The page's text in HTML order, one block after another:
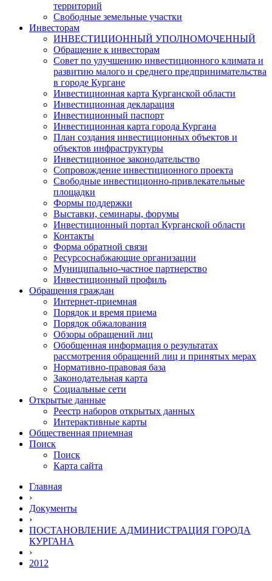
территорий
Свободные земельные участки
Инвесторам
ИНВЕСТИЦИОННЫЙ УПОЛНОМОЧЕННЫЙ
Обращение к инвесторам
Совет по улучшению инвестиционного климата и
развитию малого и среднего предпринимательства
в городе Кургане
Инвестиционная карта Курганской области
Инвестиционная декларация
Инвестиционный паспорт
Инвестиционная карта города Кургана
План создания инвестиционных объектов и
объектов инфраструктуры
Инвестиционное законодательство
Сопровождение инвестиционного проекта
Свободные инвестиционно-привлекательные
площадки
Формы поддержки
Выставки, семинары, форумы
Инвестиционный портал Курганской области
Контакты
Форма обратной связи
Ресурсоснабжающие организации
Муниципально-частное партнерство
Инвестиционный профиль
Обращения граждан
Интернет-приемная
Порядок и время приема
Порядок обжалования
Обзоры обращений лиц
Обобщенная информация о результатах
рассмотрения обращений лиц и принятых мерах
Нормативно-правовая база
Законодательная карта
Социальные сети
Открытые данные
Реестр наборов открытых данных
Интерактивные карты
Общественная приемная
Поиск
Поиск
Карта сайта
Главная
›
Документы
›
ПОСТАНОВЛЕНИЕ АДМИНИСТРАЦИЯ ГОРОДА
КУРГАНА
›
2012